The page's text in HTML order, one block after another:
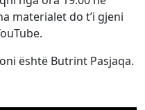
materialet do t’i gjeni
është Butrint Pasjaqa.